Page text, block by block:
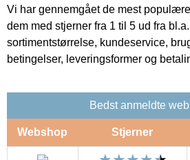
Vi har gennemgået de mest
dem med stjerner fra 1 til 5 ud fra
sortimentstørrelse, kundeservice,
betingelser, leveringsformer og
Bedst anmeldte
Webshop Stjerner